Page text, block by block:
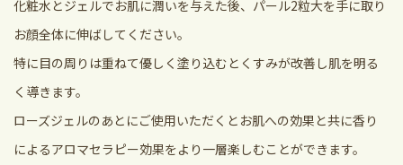
化粧水とジェルでお肌に潤いを与えた後、パール2粒大を手に取り
お顔全体に伸ばしてください。
特に目の周りは重ねて優しく塗り込むとくすみが改善し肌を明る
く導きます。
ローズジェルのあとにご使用いただくとお肌への効果と共に香り
によるアロマセラピー効果をより一層楽しむことができます。